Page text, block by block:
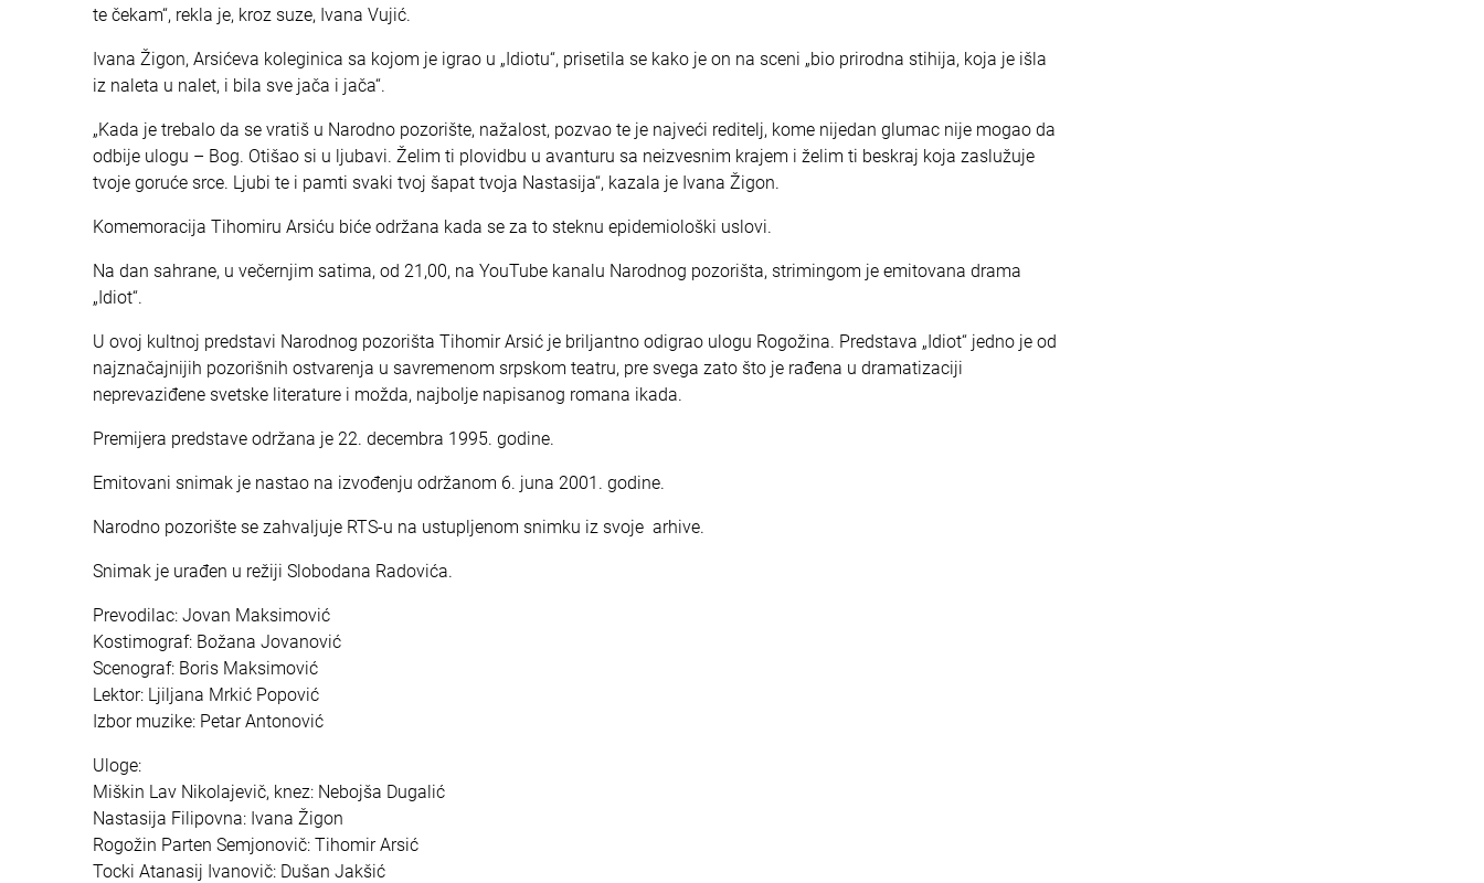
te čekam“, rekla je, kroz suze, Ivana Vujić.
Ivana Žigon, Arsićeva koleginica sa kojom je igrao u „Idiotu“, prisetila se kako je on na sceni „bio prirodna stihija, koja je išla
iz naleta u nalet, i bila sve jača i jača“.
„Kada je trebalo da se vratiš u Narodno pozorište, nažalost, pozvao te je najveći reditelj, kome nijedan glumac nije mogao da
odbije ulogu – Bog. Otišao si u ljubavi. Želim ti plovidbu u avanturu sa neizvesnim krajem i želim ti beskraj koja zaslužuje
tvoje goruće srce. Ljubi te i pamti svaki tvoj šapat tvoja Nastasija“, kazala je Ivana Žigon.
Komemoracija Tihomiru Arsiću biće održana kada se za to steknu epidemiološki uslovi.
Na dan sahrane, u večernjim satima, od 21,00, na YouTube kanalu Narodnog pozorišta, strimingom je emitovana drama
„Idiot“.
U ovoj kultnoj predstavi Narodnog pozorišta Tihomir Arsić je briljantno odigrao ulogu Rogožina. Predstava „Idiot“ jedno je od
najznačajnijih pozorišnih ostvarenja u savremenom srpskom teatru, pre svega zato što je rađena u dramatizaciji
neprevaziđene svetske literature i možda, najbolje napisanog romana ikada.
Premijera predstave održana je 22. decembra 1995. godine.
Emitovani snimak je nastao na izvođenju održanom 6. juna 2001. godine.
Narodno pozorište se zahvaljuje RTS-u na ustupljenom snimku iz svoje arhive.
Snimak je urađen u režiji Slobodana Radovića.
Prevodilac: Jovan Maksimović
Kostimograf: Božana Jovanović
Scenograf: Boris Maksimović
Lektor: Ljiljana Mrkić Popović
Izbor muzike: Petar Antonović
Uloge:
Miškin Lav Nikolajevič, knez: Nebojša Dugalić
Nastasija Filipovna: Ivana Žigon
Rogožin Parten Semjonovič: Tihomir Arsić
Tocki Atanasij Ivanovič: Dušan Jakšić